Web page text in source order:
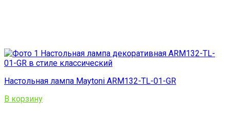
Настольная лампа Maytoni ARM132-TL-01-GR
В корзину